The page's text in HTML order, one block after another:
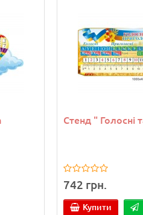
Стенд " Голосні
742 грн.
Купити